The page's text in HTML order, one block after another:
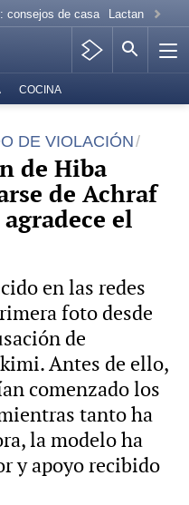
consejos de casa Lactancia
COCINA
DE VIOLACIÓN
de Hiba
de Achraf
el
en las redes
foto desde
de
Antes de ello,
comenzado los
tanto ha
la modelo ha
y apoyo recibido